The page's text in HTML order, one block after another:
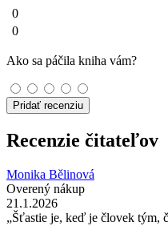
0
0
Ako sa páčila kniha vám?
Pridať recenziu
Recenzie čitateľov
Monika Bělinová
Overený nákup
21.1.2026
„Šťastie je, keď je človek tým,